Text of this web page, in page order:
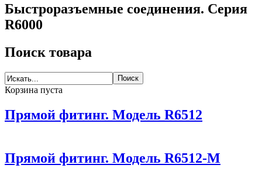
Быстроразъемные соединения. Серия
R6000
Поиск товара
Корзина пуста
Прямой фитинг. Модель R6512
Прямой фитинг. Модель R6512-M